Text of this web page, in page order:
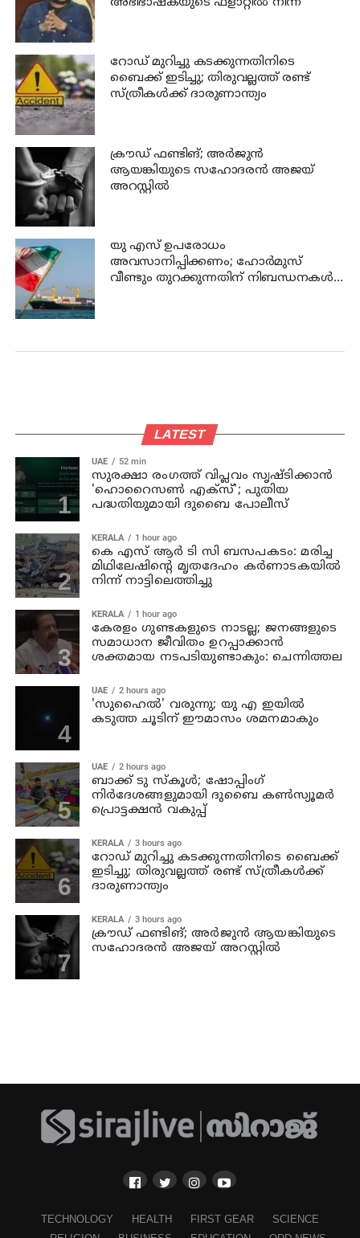
റോഡ് മുറിച്ചു കടക്കുന്നതിനിടെ
ബൈക്ക് ഇടിച്ചു; തിരുവല്ലത്ത് രണ്ട്
സ്ത്രീകള്‍ക്ക് ദാരുണാന്ത്യം
ക്രൗഡ് ഫണ്ടിങ്; അര്‍ജുന്‍
ആയങ്കിയുടെ സഹോദരന്‍ അജയ്
അറസ്റ്റില്‍
യു എസ് ഉപരോധം
അവസാനിപ്പിക്കണം; ഹോര്‍മുസ്
വീണ്ടും തുറക്കുന്നതിന് നിബന്ധനകള്‍
LATEST
UAE 52 min
സുരക്ഷാ രംഗത്ത് വിപ്ലവം സൃഷ്ടിക്കാന്‍
'ഹൊറൈസണ്‍ എക്‌സ്'; പുതിയ
പദ്ധതിയുമായി ദുബൈ പോലീസ്
KERALA 1 hour ago
കെ എസ് ആര്‍ ടി സി ബസപകടം: മരിച്ച
മിഥിലേഷിന്റെ മൃതദേഹം കര്‍ണാടകയില്‍
നിന്ന് നാട്ടിലെത്തിച്ചു
KERALA 1 hour ago
കേരളം ഗുണ്ടകളുടെ നാടല്ല; ജനങ്ങളുടെ
സമാധാന ജീവിതം ഉറപ്പാക്കാന്‍
ശക്തമായ നടപടിയുണ്ടാകും: ചെന്നിത്തല
UAE 2 hours ago
'സുഹൈല്‍' വരുന്നു; യു എ ഇയില്‍
കടുത്ത ചൂടിന് ഈമാസം ശമനമാകും
UAE 2 hours ago
ബാക്ക് ടു സ്‌കൂള്‍; ഷോപ്പിംഗ്
നിര്‍ദേശങ്ങളുമായി ദുബൈ കണ്‍സ്യൂമര്‍
പ്രൊട്ടക്ഷന്‍ വകുപ്പ്
KERALA 3 hours ago
റോഡ് മുറിച്ചു കടക്കുന്നതിനിടെ ബൈക്ക്
ഇടിച്ചു; തിരുവല്ലത്ത് രണ്ട് സ്ത്രീകള്‍ക്ക്
ദാരുണാന്ത്യം
KERALA 3 hours ago
ക്രൗഡ് ഫണ്ടിങ്; അര്‍ജുന്‍ ആയങ്കിയുടെ
സഹോദരന്‍ അജയ് അറസ്റ്റില്‍
TECHNOLOGY HEALTH FIRST GEAR
SCIENCE